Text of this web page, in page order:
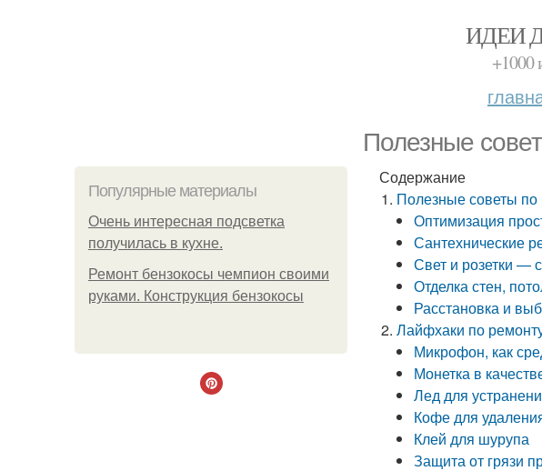
ИДЕИ
+1000
Полезные
Популярные материалы
Очень интересная подсветка
получилась в кухне.
Ремонт бензокосы чемпион своими
руками. Конструкция бензокосы
Содержание
Полезные советы по
Оптимизация
Сантехнические
Свет и розетки —
Отделка стен,
Расстановка и
Лайфхаки по
Микрофон, как
Монетка в
Лед для
Кофе для
Клей для шурупа
Защита от грязи